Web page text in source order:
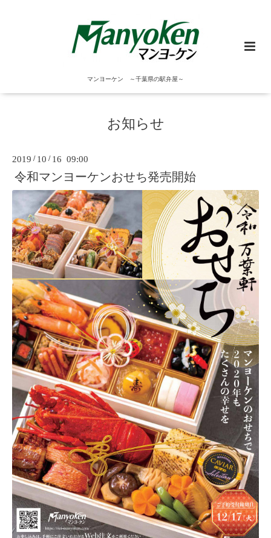
マンヨーケン ～千葉県の駅弁屋～
お知らせ
2019 / 10 / 16 09:00
令和マンヨーケンおせち発売開始